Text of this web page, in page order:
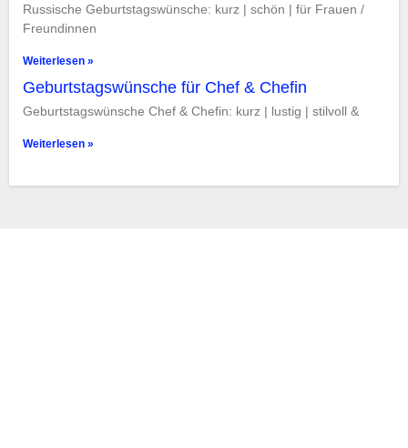
Russische Geburtstagswünsche: kurz | schön | für Frauen /
Freundinnen
Weiterlesen »
Geburtstagswünsche für Chef & Chefin
Geburtstagswünsche Chef & Chefin: kurz | lustig | stilvoll &
Weiterlesen »